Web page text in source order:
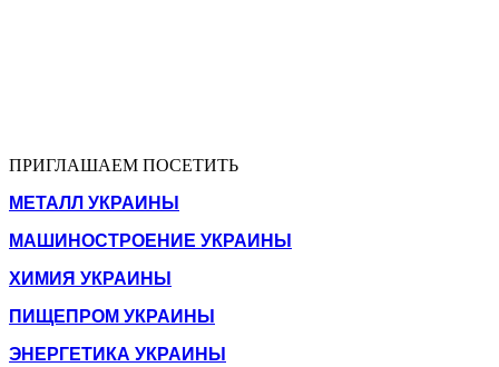
ПРИГЛАШАЕМ ПОСЕТИТЬ
МЕТАЛЛ УКРАИНЫ
МАШИНОСТРОЕНИЕ УКРАИНЫ
ХИМИЯ УКРАИНЫ
ПИЩЕПРОМ УКРАИНЫ
ЭНЕРГЕТИКА УКРАИНЫ